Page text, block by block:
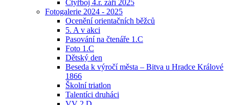
Čtyřboj 4.r. září 2025
Fotogalerie 2024 - 2025
Ocenění orientačních běžců
5. A v akci
Pasování na čtenáře 1.C
Foto 1.C
Dětský den
Beseda k výročí města – Bitva u Hradce Králové
1866
Školní triatlon
Talentíci druháci